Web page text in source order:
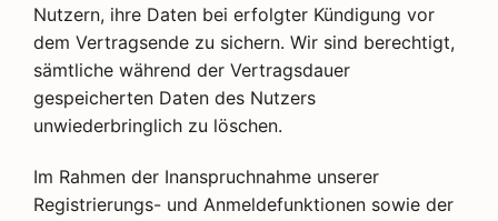
Nutzern, ihre Daten bei erfolgter Kündigung vor
dem Vertragsende zu sichern. Wir sind berechtigt,
sämtliche während der Vertragsdauer
gespeicherten Daten des Nutzers
unwiederbringlich zu löschen.
Im Rahmen der Inanspruchnahme unserer
Registrierungs- und Anmeldefunktionen sowie der